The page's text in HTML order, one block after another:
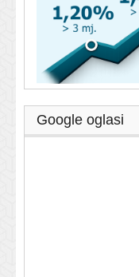
Google oglasi